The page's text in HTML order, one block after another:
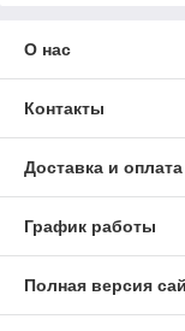
О нас
Контакты
Доставка и оплата
График работы
Полная версия